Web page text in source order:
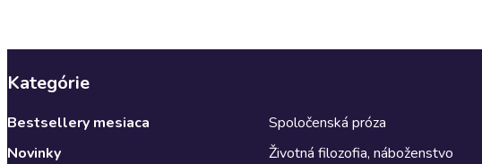
Kategórie
Bestsellery mesiaca
Novinky
Spoločenská próza
Životná filozofia, náboženstvo